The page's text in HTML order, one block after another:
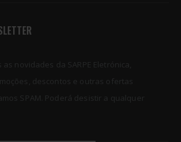
novidades da SARPE Eletrónica,
descontos e outras ofertas
SPAM. Poderá desistir a qualquer